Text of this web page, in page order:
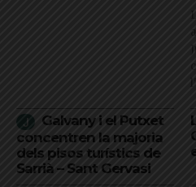
Galvany i el Putxet
concentren la majoria
dels pisos turístics de
Sarrià – Sant Gervasi